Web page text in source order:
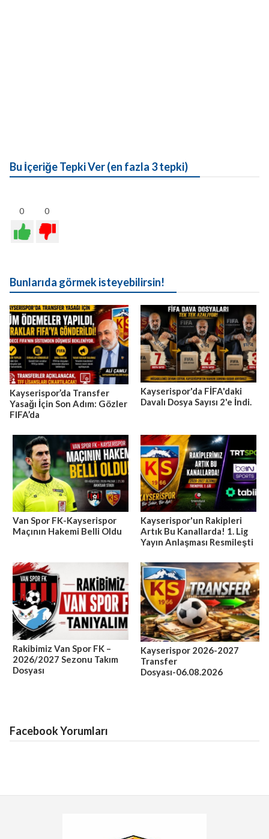
Bu İçeriğe Tepki Ver (en fazla 3 tepki)
0 0
Bunlarıda görmek isteyebilirsin!
Kayserispor’da Transfer
Yasağı İçin Son Adım: Gözler
FIFA’da
Kayserispor'da FİFA'daki
Davalı Dosya Sayısı 2'e İndi.
Van Spor FK-Kayserispor
Maçının Hakemi Belli Oldu
Kayserispor'un Rakipleri
Artık Bu Kanallarda! 1. Lig
Yayın Anlaşması Resmileşti
Rakibimiz Van Spor FK –
2026/2027 Sezonu Takım
Dosyası
Kayserispor 2026-2027
Transfer
Dosyası-06.08.2026
Facebook Yorumları